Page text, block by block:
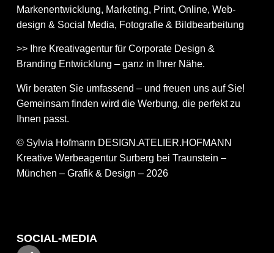
Markenentwicklung, Marketing, Print, Online, Web­
design & Social Media, Fotografie & Bildbear­bei­tung
>> Ihre Kreativagentur für Corporate Design &
Branding Entwicklung – ganz in Ihrer Nähe.
Wir beraten Sie umfassend – und freuen uns auf Sie!
Gemeinsam finden wird die Werbung, die perfekt zu
Ihnen passt.
© Sylvia Hofmann DESIGN.ATELIER.HOFMANN
Kreative Werbeagentur Surberg bei Traunstein –
München – Grafik & Design – 2026
SOCIAL-MEDIA